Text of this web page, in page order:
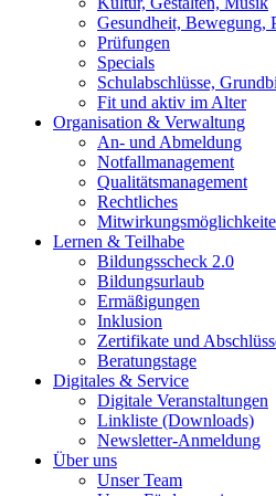
Gesundheit, Bewegung,
Prüfungen
Specials
Schulabschlüsse,
Fit und aktiv im Alter
Organisation & Verwaltung
An- und Abmeldung
Notfallmanagement
Qualitätsmanagement
Rechtliches
Lernen & Teilhabe
Bildungsscheck 2.0
Bildungsurlaub
Ermäßigungen
Inklusion
Zertifikate und
Beratungstage
Digitales & Service
Digitale Veranstaltungen
Linkliste (Downloads)
Newsletter-Anmeldung
Über uns
Unser Team